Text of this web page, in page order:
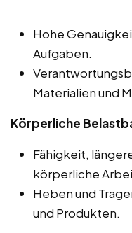
Hohe
Aufgaben.
Materialien und
Körperliche
Fähigkeit,
körperliche
Heben und
und Produkten.